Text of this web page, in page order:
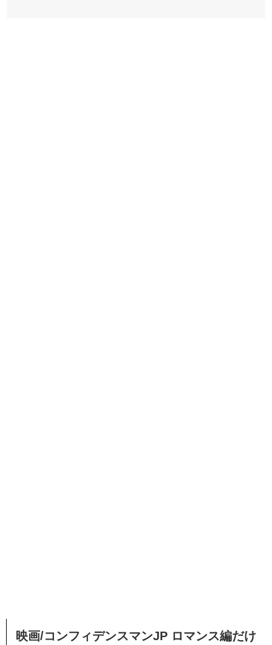
映画/コンフィデンスマンJP ロマンス編だけ